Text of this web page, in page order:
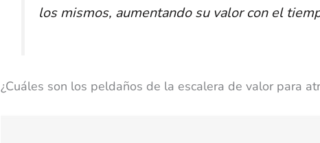
los mismos, aumentando su valor con el
¿Cuáles son los peldaños de la escalera de valor para